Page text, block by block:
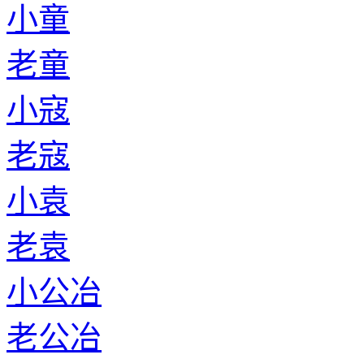
小童
老童
小寇
老寇
小袁
老袁
小公冶
老公冶